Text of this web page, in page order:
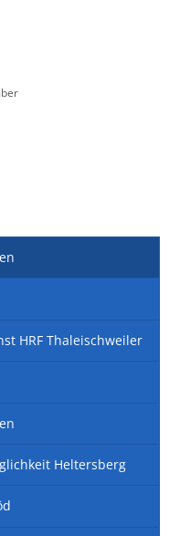
HRF Thaleischweiler
Heltersberg